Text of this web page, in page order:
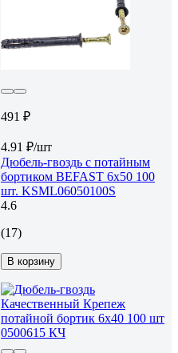
491 ₽
4.91 ₽/шт
Дюбель-гвоздь с потайным
бортиком BEFAST 6х50 100
шт. KSML06050100S
4.6
(17)
В корзину